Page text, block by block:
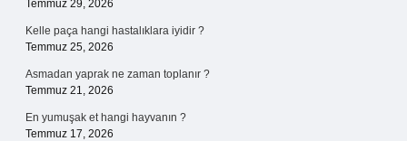
Temmuz 29, 2026
Kelle paça hangi hastalıklara iyidir ?
Temmuz 25, 2026
Asmadan yaprak ne zaman toplanır ?
Temmuz 21, 2026
En yumuşak et hangi hayvanın ?
Temmuz 17, 2026